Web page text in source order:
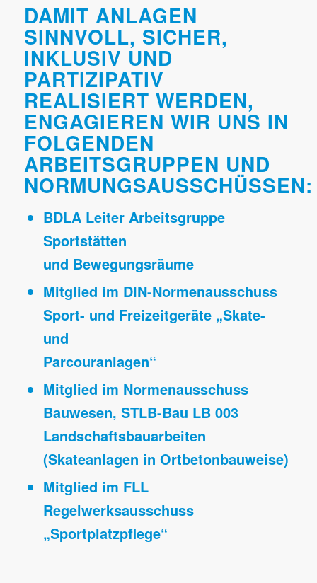
DAMIT ANLAGEN
SINNVOLL, SICHER,
INKLUSIV UND
PARTIZIPATIV
REALISIERT WERDEN,
ENGAGIEREN WIR UNS IN
FOLGENDEN
ARBEITSGRUPPEN UND
NORMUNGSAUSSCHÜSSEN:
BDLA Leiter Arbeitsgruppe
Sportstätten
und Bewegungsräume
Mitglied im DIN-Normenausschuss
Sport- und Freizeitgeräte „Skate-
und
Parcouranlagen“
Mitglied im Normenausschuss
Bauwesen, STLB-Bau LB 003
Landschaftsbauarbeiten
(Skateanlagen in Ortbetonbauweise)
Mitglied im FLL
Regelwerksausschuss
„Sportplatzpflege“